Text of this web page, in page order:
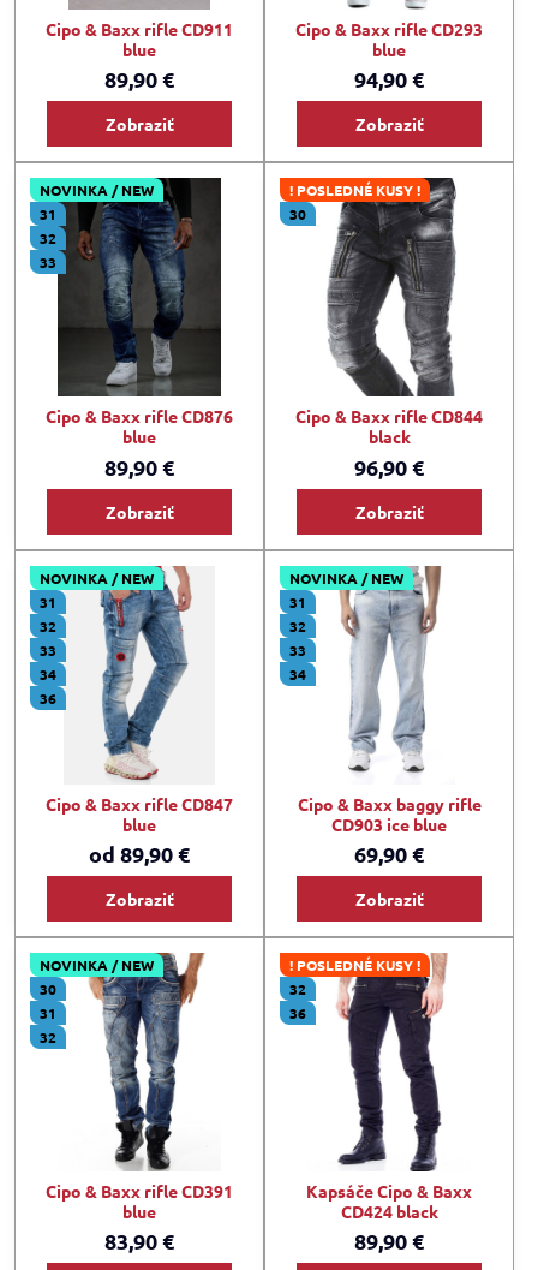
Cipo & Baxx rifle CD911
blue
89,90 €
Zobraziť
Cipo & Baxx rifle CD293
blue
94,90 €
Zobraziť
NOVINKA / NEW
31
32
33
Cipo & Baxx rifle CD876
blue
89,90 €
Zobraziť
! POSLEDNÉ KUSY !
30
Cipo & Baxx rifle CD844
black
96,90 €
Zobraziť
NOVINKA / NEW
31
32
33
34
36
Cipo & Baxx rifle CD847
blue
od 89,90 €
Zobraziť
NOVINKA / NEW
31
32
33
34
Cipo & Baxx baggy rifle
CD903 ice blue
69,90 €
Zobraziť
NOVINKA / NEW
30
31
32
Cipo & Baxx rifle CD391
blue
83,90 €
! POSLEDNÉ KUSY !
32
36
Kapsáče Cipo & Baxx
CD424 black
89,90 €